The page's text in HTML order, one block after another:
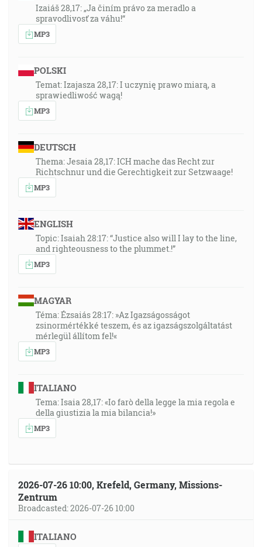
Izaiáš 28,17: „Ja činím právo za meradlo a
spravodlivosť za váhu!“
MP3
POLSKI
Temat: Izajasza 28,17: I uczynię prawo miarą, a
sprawiedliwość wagą!
MP3
DEUTSCH
Thema: Jesaia 28,17: ICH mache das Recht zur
Richtschnur und die Gerechtigkeit zur Setzwaage!
MP3
ENGLISH
Topic: Isaiah 28:17: “Justice also will I lay to the line,
and righteousness to the plummet.!”
MP3
MAGYAR
Téma: Ézsaiás 28:17: »Az Igazságosságot
zsinormértékké teszem, és az igazságszolgáltatást
mérlegül állítom fel!«
MP3
ITALIANO
Tema: Isaia 28,17: «Io farò della legge la mia regola e
della giustizia la mia bilancia!»
MP3
2026-07-26 10:00, Krefeld, Germany, Missions-
Zentrum
Broadcasted: 2026-07-26 10:00
ITALIANO